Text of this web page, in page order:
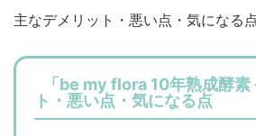
主なデメリット・悪い点・気になる
「be my flora 10年熟成酵素
ト・悪い点・気になる点